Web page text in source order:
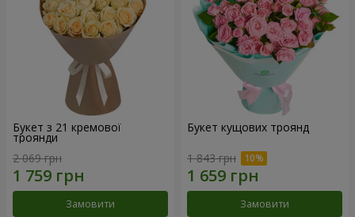
Букет з 21 кремової
троянди
2 069 грн
Замовити
Букет кущових троянд
1 843 грн
Замовити